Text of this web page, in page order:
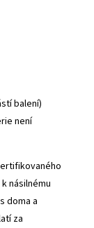
balení)
není
násilnému
doma a
za